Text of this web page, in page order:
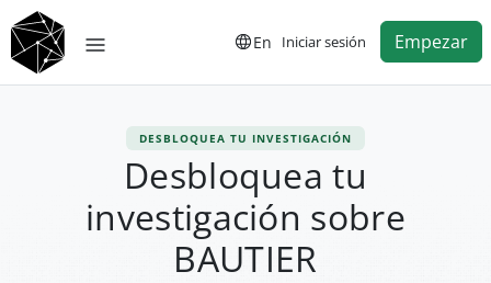
En Iniciar sesión Empezar
DESBLOQUEA TU INVESTIGACIÓN
Desbloquea tu
investigación sobre
BAUTIER